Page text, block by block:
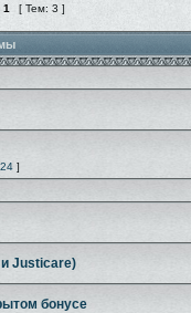
1 [ Тем: 3 ]
24 ]
и Justicarе)
бонусе